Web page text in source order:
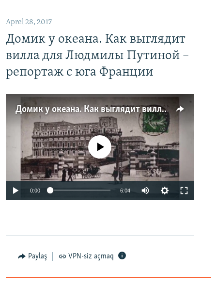
Aprel 28, 2017
Домик у океана. Как выглядит
вилла для Людмилы Путиной –
репортаж с юга Франции
Домик у океана. Как выглядит вилла для Людмилы Путиной – репортаж с юга Франции
No media source currently available
0:00 6:04
Paylaş VPN-siz açmaq